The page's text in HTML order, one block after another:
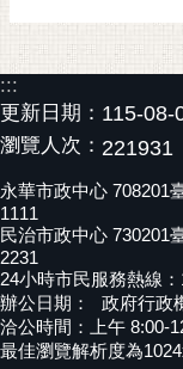
:::
更新日期： 115-08-
瀏覽人次： 221931
永華市政中心 708201
1111
民治市政中心 730201
2231
24小時市民服務熱線
辦公日期：
政府行政
洽公時間：上午 8:00-
最佳瀏覽解析度為